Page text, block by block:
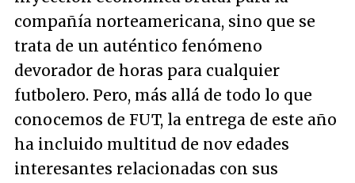
compañía norteamericana, sino que se
trata de un auténtico fenómeno
devorador de horas para cualquier
futbolero. Pero, más allá de todo lo que
conocemos de FUT, la entrega de este año
ha incluido multitud de nov edades
interesantes relacionadas con sus